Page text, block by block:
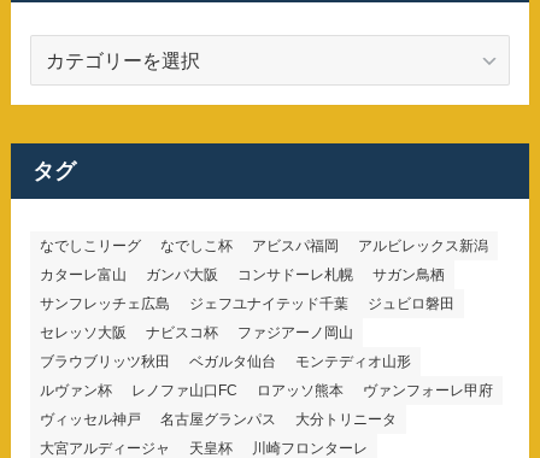
ゴ
リ
ー
タグ
なでしこリーグ なでしこ杯 アビスパ福岡
アルビレックス新潟
カターレ富山
ガンバ大阪 コンサドーレ札幌
サガン鳥栖
サンフレッチェ広島
ジェフユナイテッド千葉
ジュビロ磐田
セレッソ大阪
ナビスコ杯
ファジアーノ岡山
ブラウブリッツ秋田
ベガルタ仙台
モンテディオ山形
ルヴァン杯
レノファ山口FC ロアッソ熊本
ヴァンフォーレ甲府
ヴィッセル神戸
名古屋グランパス
大分トリニータ
大宮アルディージャ
天皇杯
川崎フロンターレ